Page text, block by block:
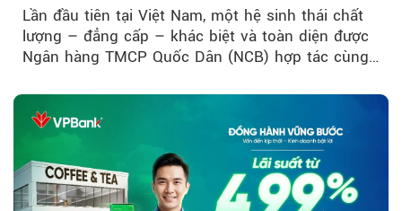
Lần đầu tiên tại Việt Nam, một hệ sinh thái chất
lượng – đẳng cấp – khác biệt và toàn diện được
Ngân hàng TMCP Quốc Dân (NCB) hợp tác cùng